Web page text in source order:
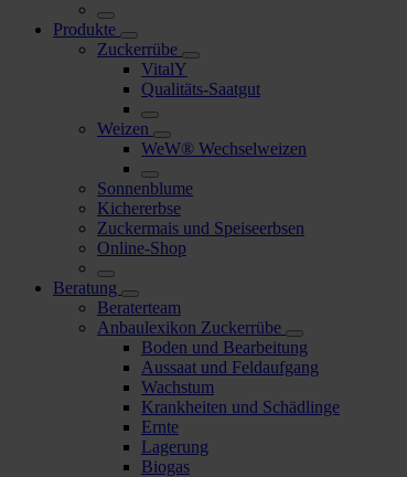
Produkte
Zuckerrübe
VitalY
Qualitäts-Saatgut
Weizen
WeW® Wechselweizen
Sonnenblume
Kichererbse
Zuckermais und Speiseerbsen
Online-Shop
Beratung
Beraterteam
Anbaulexikon Zuckerrübe
Boden und Bearbeitung
Aussaat und Feldaufgang
Wachstum
Krankheiten und Schädlinge
Ernte
Lagerung
Biogas